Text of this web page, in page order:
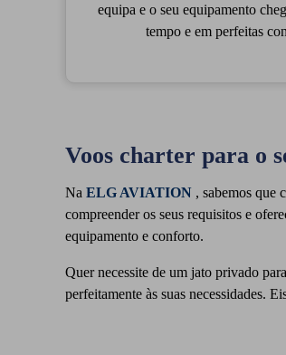
equipa e o seu equipamento
tempo e em perfeitas
Voos charter para o
Na ELG AVIATION , sabemos que
compreender os seus requisitos e
equipamento e conforto.
Quer necessite de um jato privado
perfeitamente às suas necessidades.